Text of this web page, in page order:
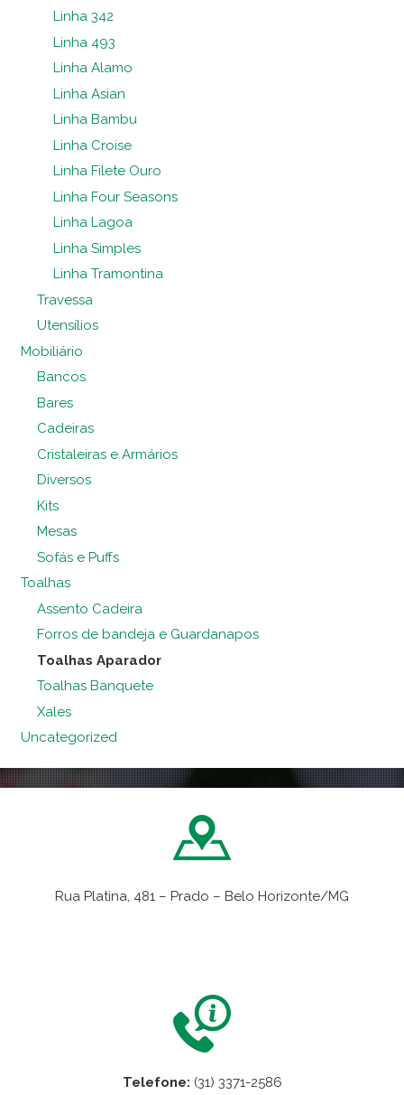
Linha 342
Linha 493
Linha Alamo
Linha Asian
Linha Bambu
Linha Croise
Linha Filete Ouro
Linha Four Seasons
Linha Lagoa
Linha Simples
Linha Tramontina
Travessa
Utensílios
Mobiliário
Bancos
Bares
Cadeiras
Cristaleiras e Armários
Diversos
Kits
Mesas
Sofás e Puffs
Toalhas
Assento Cadeira
Forros de bandeja e Guardanapos
Toalhas Aparador
Toalhas Banquete
Xales
Uncategorized
Rua Platina, 481 – Prado – Belo Horizonte/MG
Telefone: (31) 3371-2586